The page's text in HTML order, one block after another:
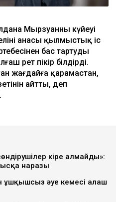
Мырзуанның күйеуі
анасы қылмыстық іс
бас тартуды
рет пікір білдірді.
жағдайға қарамастан,
айтты, деп
.
кіре алмайды»:
наразы
әуе кемесі алғаш